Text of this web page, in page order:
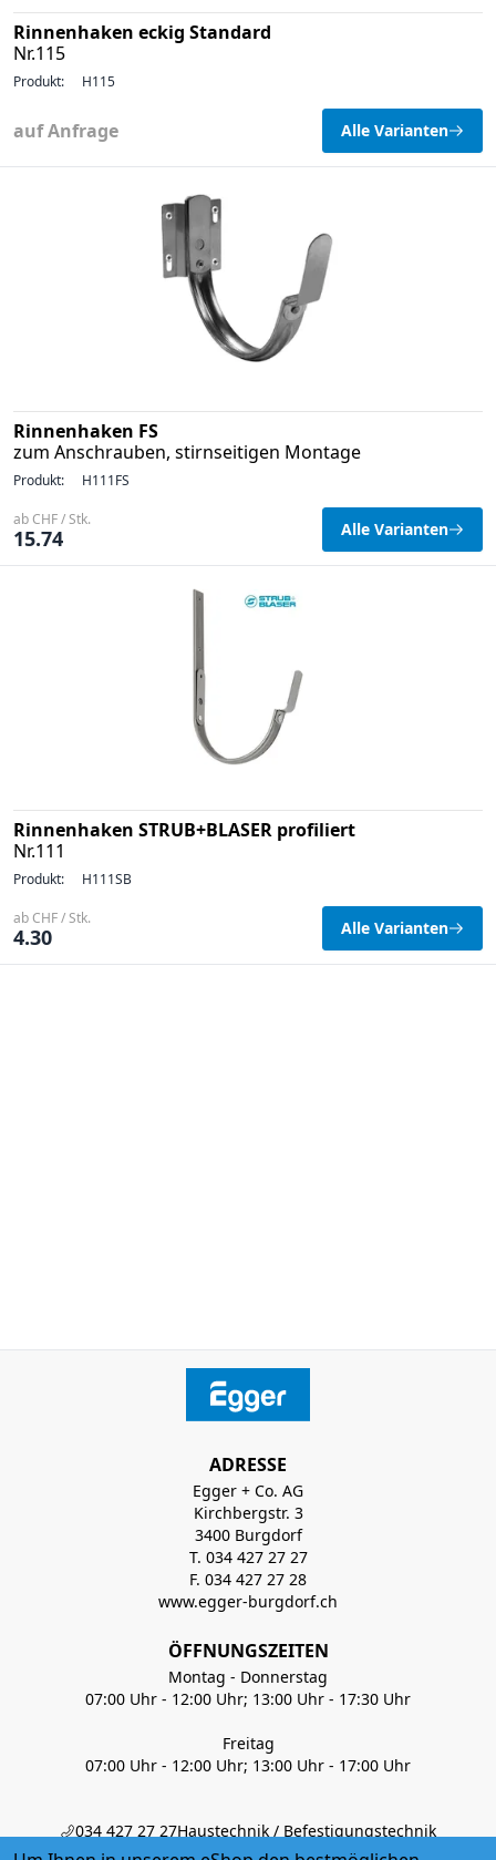
Rinnenhaken eckig Standard
Nr.115
Produkt: H115
auf Anfrage Alle Varianten
Rinnenhaken FS
zum Anschrauben, stirnseitigen Montage
Produkt: H111FS
ab CHF / Stk.
15.74 Alle Varianten
Rinnenhaken STRUB+BLASER profiliert
Nr.111
Produkt: H111SB
ab CHF / Stk.
4.30 Alle Varianten
ADRESSE
Egger + Co. AG
Kirchbergstr. 3
3400 Burgdorf
T. 034 427 27 27
F. 034 427 27 28
www.egger-burgdorf.ch
ÖFFNUNGSZEITEN
Montag - Donnerstag
07:00 Uhr - 12:00 Uhr; 13:00 Uhr - 17:30 Uhr
Freitag
07:00 Uhr - 12:00 Uhr; 13:00 Uhr - 17:00 Uhr
034 427 27 27Haustechnik / Befestigungstechnik
034 427 27 35Handwerkerladen